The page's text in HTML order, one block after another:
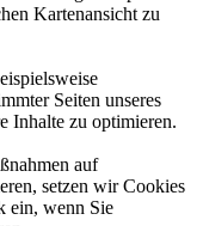
Kartenansicht zu
Seiten unseres
Inhalte zu optimieren.
auf
setzen wir Cookies
ein, wenn Sie